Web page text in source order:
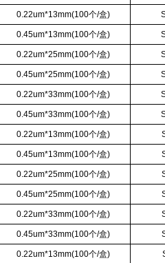
0.22um*13mm(100个/盒)
0.45um*13mm(100个/盒)
0.22um*25mm(100个/盒)
0.45um*25mm(100个/盒)
0.22um*33mm(100个/盒)
0.45um*33mm(100个/盒)
0.22um*13mm(100个/盒)
0.45um*13mm(100个/盒)
0.22um*25mm(100个/盒)
0.45um*25mm(100个/盒)
0.22um*33mm(100个/盒)
0.45um*33mm(100个/盒)
0.22um*13mm(100个/盒)